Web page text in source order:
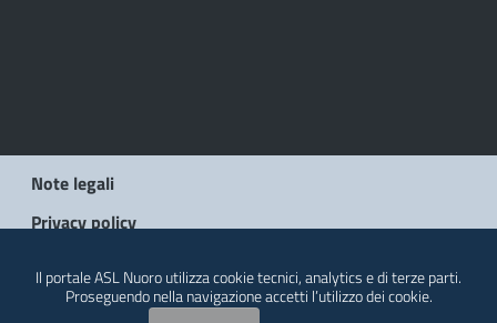
Note legali
Privacy policy
Contatti
Il portale ASL Nuoro utilizza cookie tecnici, analytics e di terze parti.
Proseguendo nella navigazione accetti l’utilizzo dei cookie.